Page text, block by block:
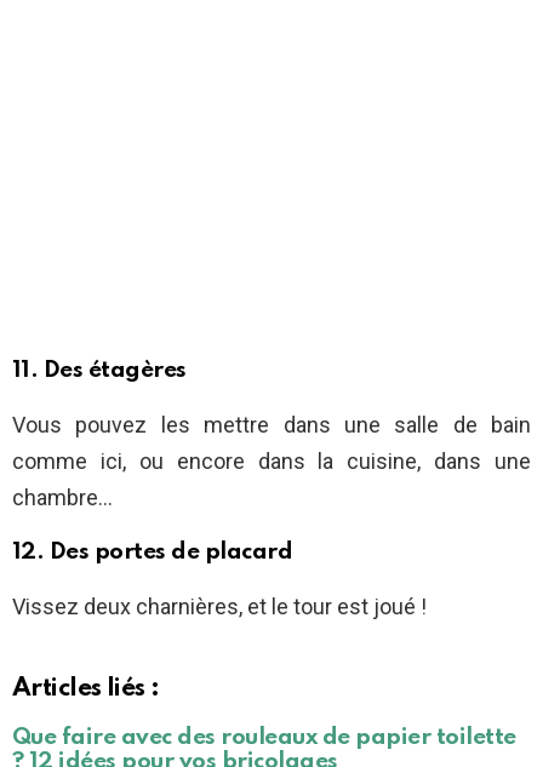
11. Des étagères
Vous pouvez les mettre dans une salle de bain
comme ici, ou encore dans la cuisine, dans une
chambre…
12. Des portes de placard
Vissez deux charnières, et le tour est joué !
Articles liés :
Que faire avec des rouleaux de papier toilette
? 12 idées pour vos bricolages